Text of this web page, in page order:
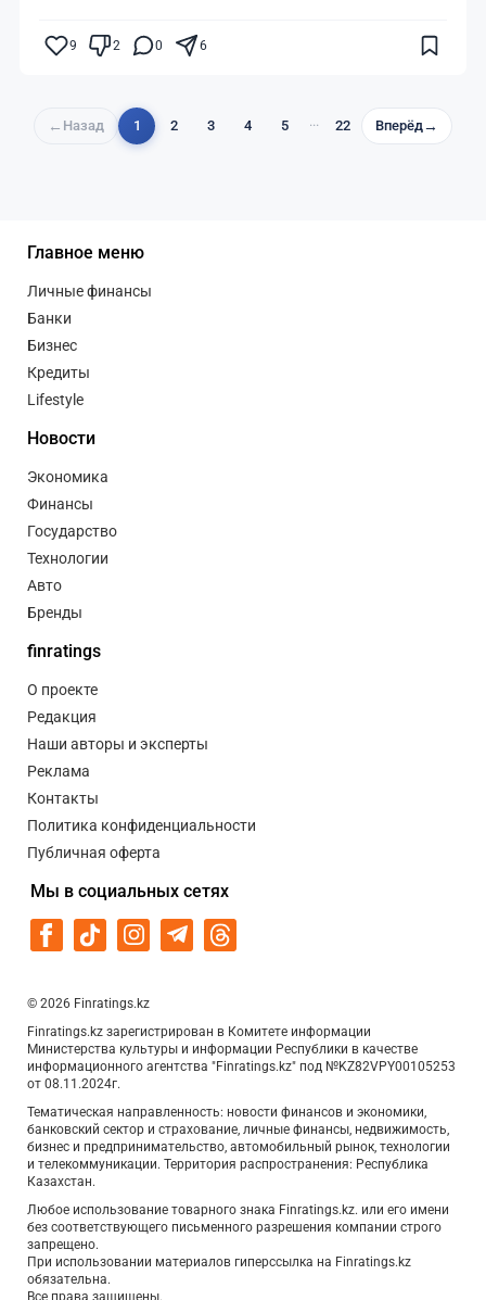
9 2 0 6
← Назад 1 2 3 4 5 ··· 22 Вперёд→
Главное меню
Личные финансы
Банки
Бизнес
Кредиты
Lifestyle
Новости
Экономика
Финансы
Государство
Технологии
Авто
Бренды
finratings
О проекте
Редакция
Наши авторы и эксперты
Реклама
Контакты
Политика конфиденциальности
Публичная оферта
Мы в социальных сетях
© 2026 Finratings.kz
Finratings.kz зарегистрирован в Комитете информации
Министерства культуры и информации Республики в качестве
информационного агентства "Finratings.kz" под №KZ82VPY00105253
от 08.11.2024г.
Тематическая направленность: новости финансов и экономики,
банковский сектор и страхование, личные финансы, недвижимость,
бизнес и предпринимательство, автомобильный рынок, технологии
и телекоммуникации. Территория распространения: Республика
Казахстан.
Любое использование товарного знака Finratings.kz. или его имени
без соответствующего письменного разрешения компании строго
запрещено.
При использовании материалов гиперссылка на Finratings.kz
обязательна.
Все права защищены.